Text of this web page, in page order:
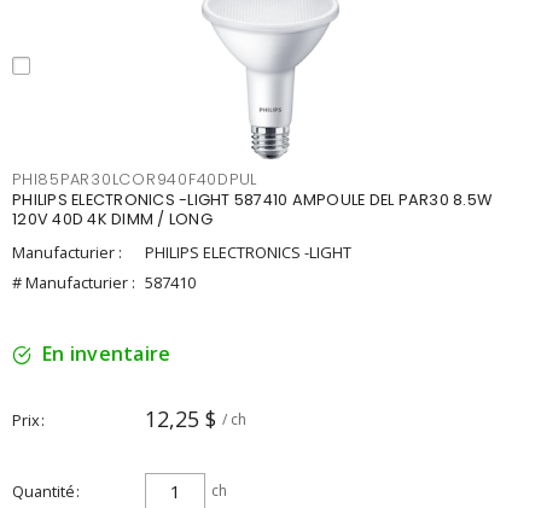
PHI85PAR30LCOR940F40DPUL
PHILIPS ELECTRONICS -LIGHT 587410 AMPOULE DEL PAR30 8.5W
120V 40D 4K DIMM / LONG
Manufacturier :
PHILIPS ELECTRONICS -LIGHT
# Manufacturier : 587410
En inventaire
Prix 12,25 $ / ch
Quantité ch